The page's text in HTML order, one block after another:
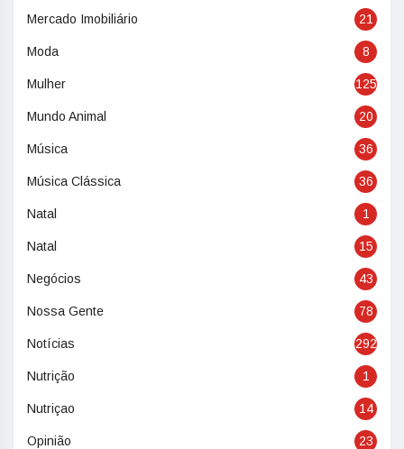
Mercado Imobiliário 21
Moda 8
Mulher 125
Mundo Animal 20
Música 36
Música Clássica 36
Natal 1
Natal 15
Negócios 43
Nossa Gente 78
Notícias 292
Nutrição 1
Nutriçao 14
Opinião 23